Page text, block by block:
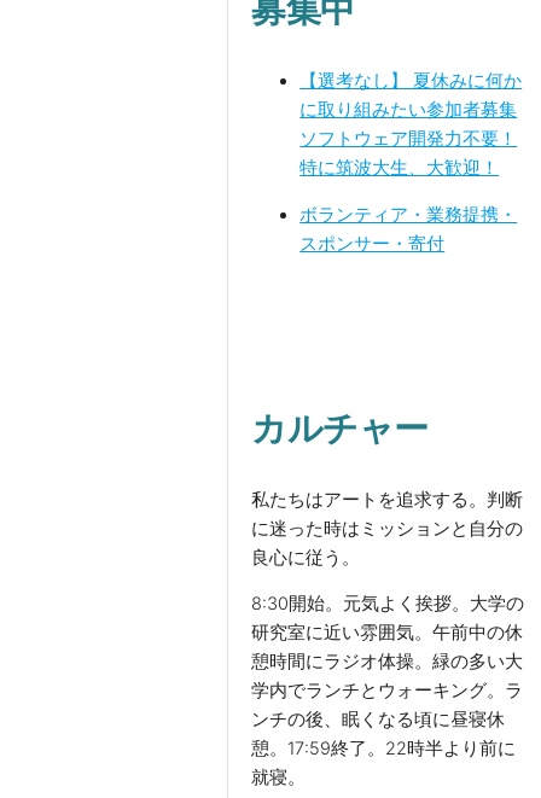
募集中
【選考なし】 夏休みに何か
に取り組みたい参加者募集
ソフトウェア開発力不要！
特に筑波大生、大歓迎！
ボランティア・業務提携・
スポンサー・寄付
カルチャー
私たちはアートを追求する。判断
に迷った時はミッションと自分の
良心に従う。
8:30開始。元気よく挨拶。大学の
研究室に近い雰囲気。午前中の休
憩時間にラジオ体操。緑の多い大
学内でランチとウォーキング。ラ
ンチの後、眠くなる頃に昼寝休
憩。17:59終了。22時半より前に
就寝。